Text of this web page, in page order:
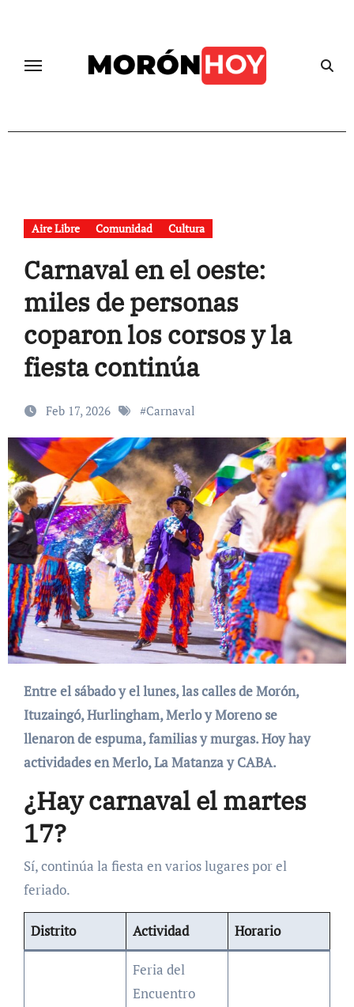
Aire Libre Comunidad Cultura
Carnaval en el oeste:
miles de personas
coparon los corsos y la
fiesta continúa
Feb 17, 2026 #Carnaval
Entre el sábado y el lunes, las calles de Morón,
Ituzaingó, Hurlingham, Merlo y Moreno se
llenaron de espuma, familias y murgas. Hoy hay
actividades en Merlo, La Matanza y CABA.
¿Hay carnaval el martes
17?
Sí, continúa la fiesta en varios lugares por el
feriado.
Distrito Actividad Horario
Feria del
Encuentro